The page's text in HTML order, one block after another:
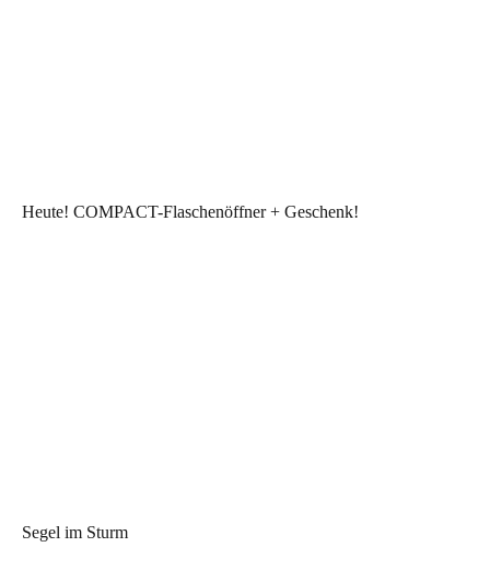
Heute! COMPACT-Flaschenöffner + Geschenk!
Segel im Sturm